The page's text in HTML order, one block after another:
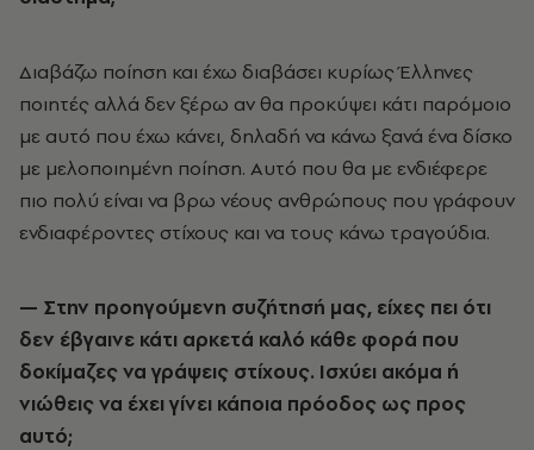
Διαβάζω ποίηση και έχω διαβάσει κυρίως Έλληνες
ποιητές αλλά δεν ξέρω αν θα προκύψει κάτι παρόμοιο
με αυτό που έχω κάνει, δηλαδή να κάνω ξανά ένα δίσκο
με μελοποιημένη ποίηση. Αυτό που θα με ενδιέφερε
πιο πολύ είναι να βρω νέους ανθρώπους που γράφουν
ενδιαφέροντες στίχους και να τους κάνω τραγούδια.
— Στην προηγούμενη συζήτησή μας, είχες πει ότι
δεν έβγαινε κάτι αρκετά καλό κάθε φορά που
δοκίμαζες να γράψεις στίχους. Ισχύει ακόμα ή
νιώθεις να έχει γίνει κάποια πρόοδος ως προς
αυτό;